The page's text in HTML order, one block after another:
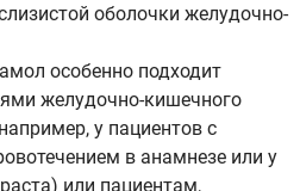
оболочки желудочно-
особенно подходит
желудочно-кишечного
у пациентов с
в анамнезе или у
или пациентам,